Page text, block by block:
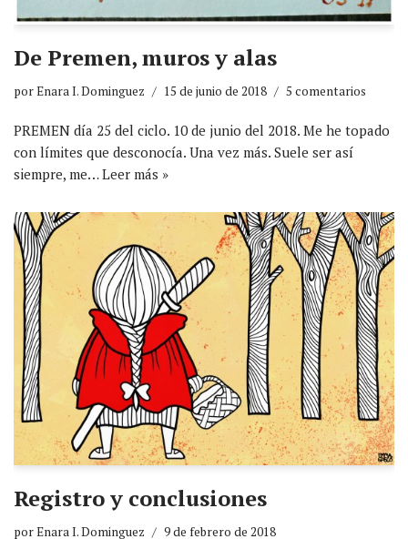
De Premen, muros y alas
porEnara I. Dominguez 15 de junio de 2018 5 comentarios
PREMEN día 25 del ciclo. 10 de junio del 2018. Me he topado
con límites que desconocía. Una vez más. Suele ser así
siempre, me…Leer más »
Registro y conclusiones
porEnara I. Dominguez 9 de febrero de 2018